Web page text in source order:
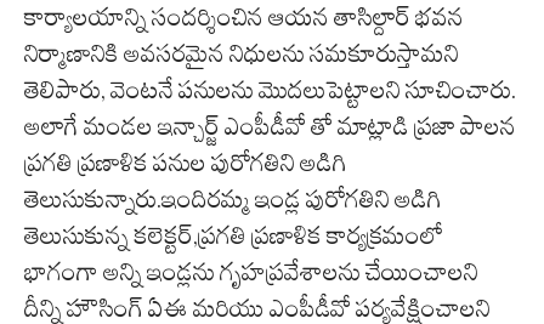
కార్యాలయాన్ని సందర్శించిన ఆయన తాసిల్దార్ భవన
నిర్మాణానికి అవసరమైన నిధులను సమకూరుస్తామని
తెలిపారు, వెంటనే పనులను మొదలుపెట్టాలని సూచించారు.
అలాగే మండల ఇన్చార్జ్ ఎంపీడీవో తో మాట్లాడి ప్రజా పాలన
ప్రగతి ప్రణాళిక పనుల పురోగతిని అడిగి
తెలుసుకున్నారు.ఇందిరమ్మ ఇండ్ల పురోగతిని అడిగి
తెలుసుకున్న కలెక్టర్,ప్రగతి ప్రణాళిక కార్యక్రమంలో
భాగంగా అన్ని ఇండ్లను గృహప్రవేశాలను చేయించాలని
దీన్ని హౌసింగ్ ఏఈ మరియు ఎంపీడీవో పర్యవేక్షించాలని